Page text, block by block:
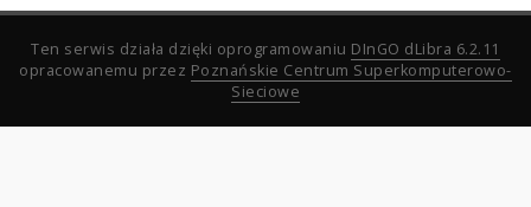
Ten serwis działa dzięki oprogramowaniu DInGO dLibra 6.2.11
opracowanemu przez Poznańskie Centrum Superkomputerowo-
Sieciowe